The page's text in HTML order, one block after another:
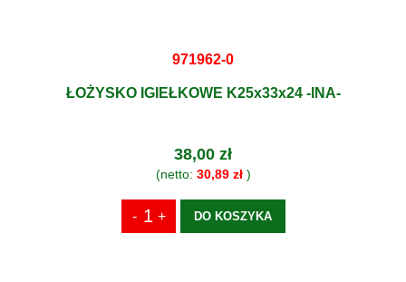
971962-0
ŁOŻYSKO IGIEŁKOWE K25x33x24 -INA-
38,00 zł
(netto: 30,89 zł)
DO KOSZYKA